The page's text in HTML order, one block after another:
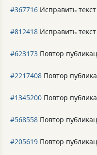
#367716 Исправить
#812418 Исправить
#623173 Повтор
#2217408 Повтор
#1345200 Повтор
#568558 Повтор
#205619 Повтор